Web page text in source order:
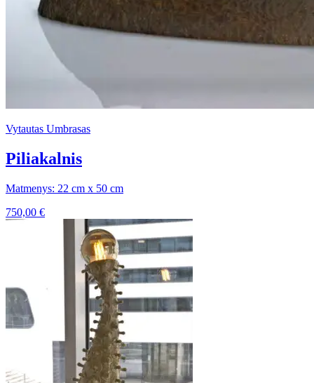
Vytautas Umbrasas
Piliakalnis
Matmenys: 22 cm x 50 cm
750,00 €